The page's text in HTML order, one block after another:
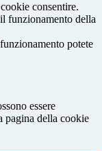
consentire.
funzionamento della
potete
essere
pagina della cookie